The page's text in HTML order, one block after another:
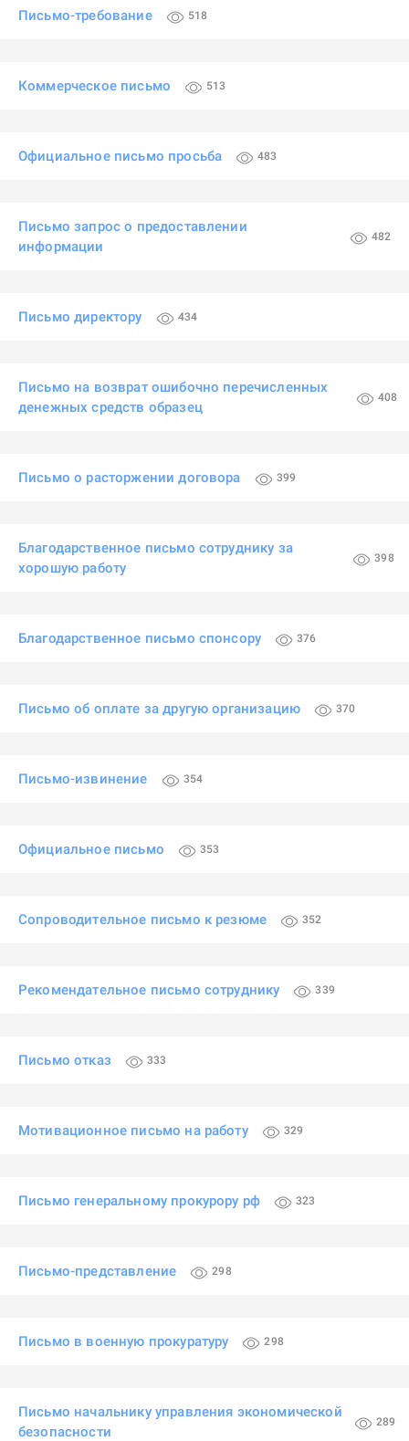
Письмо-требование 518
Коммерческое письмо 513
Официальное письмо просьба 483
Письмо запрос о предоставлении
информации
482
Письмо директору 434
Письмо на возврат ошибочно перечисленных
денежных средств образец
408
Письмо о расторжении договора 399
Благодарственное письмо сотруднику за
хорошую работу
398
Благодарственное письмо спонсору 376
Письмо об оплате за другую организацию 370
Письмо-извинение 354
Официальное письмо 353
Сопроводительное письмо к резюме 352
Рекомендательное письмо сотруднику 339
Письмо отказ 333
Мотивационное письмо на работу 329
Письмо генеральному прокурору рф 323
Письмо-представление 298
Письмо в военную прокуратуру 298
Письмо начальнику управления экономической
безопасности
289